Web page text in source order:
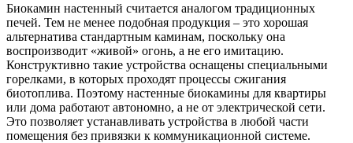
Биокамин настенный считается аналогом традиционных
печей. Тем не менее подобная продукция – это хорошая
альтернатива стандартным каминам, поскольку она
воспроизводит «живой» огонь, а не его имитацию.
Конструктивно такие устройства оснащены специальными
горелками, в которых проходят процессы сжигания
биотоплива. Поэтому настенные биокамины для квартиры
или дома работают автономно, а не от электрической сети.
Это позволяет устанавливать устройства в любой части
помещения без привязки к коммуникационной системе.